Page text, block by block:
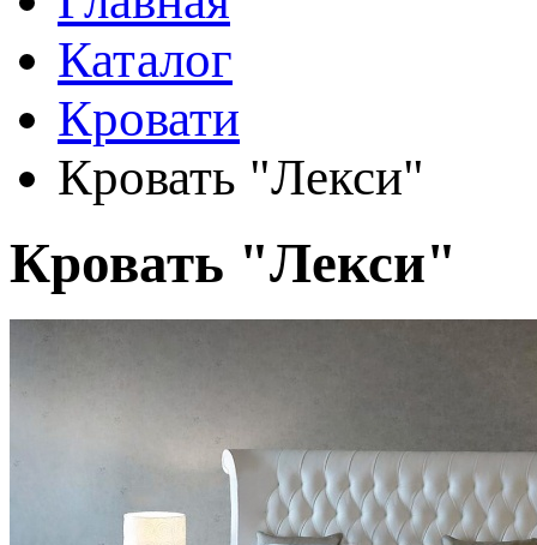
Каталог
Кровати
Кровать "Лекси"
Кровать "Лекси"